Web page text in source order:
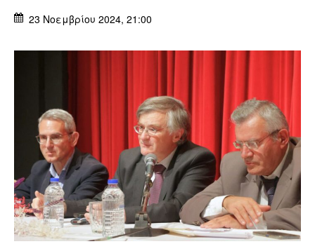
23 Νοεμβρίου 2024, 21:00